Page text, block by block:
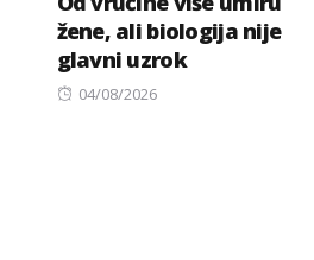
žene, ali biologija nije
glavni uzrok
Posted
04/08/2026